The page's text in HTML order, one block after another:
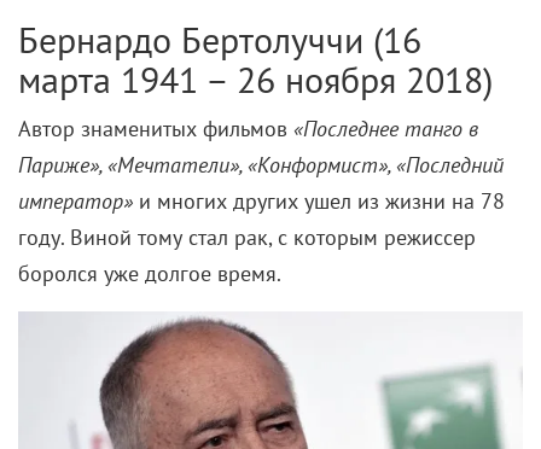
Бернардо Бертолуччи (16
марта 1941 – 26 ноября 2018)
Автор знаменитых фильмов «Последнее танго в
Париже», «Мечтатели», «Конформист», «Последний
император» и многих других ушел из жизни на 78
году. Виной тому стал рак, с которым режиссер
боролся уже долгое время.